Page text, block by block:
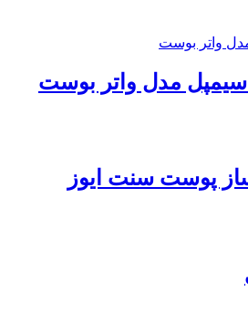
مدل واتر بوست
پوست سنت ایوز